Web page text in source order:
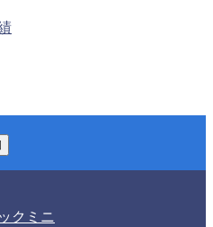
クミニ